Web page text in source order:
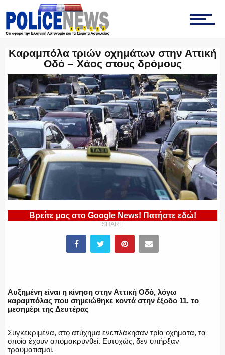
ΤΡΟΧΑΙΑ
ΟΠΚΕ
ΟΜΑΔΑ “Ζ”
ΕΚΑΜ
ΠΥΡΟΣΒΕΣΤΙΚΗ
Καραμπόλα τριών οχημάτων στην Αττική
Οδό – Χάος στους δρόμους
Βρείτε μας στο Google News! Πατήστε εδώ!
SHARE
Αυξημένη είναι η κίνηση στην Αττική Οδό, λόγω
καραμπόλας που σημειώθηκε κοντά στην έξοδο 11, το
μεσημέρι της Δευτέρας
Συγκεκριμένα, στο ατύχημα ενεπλάκησαν τρία οχήματα, τα
οποία έχουν απομακρυνθεί. Ευτυχώς, δεν υπήρξαν
τραυματισμοί.